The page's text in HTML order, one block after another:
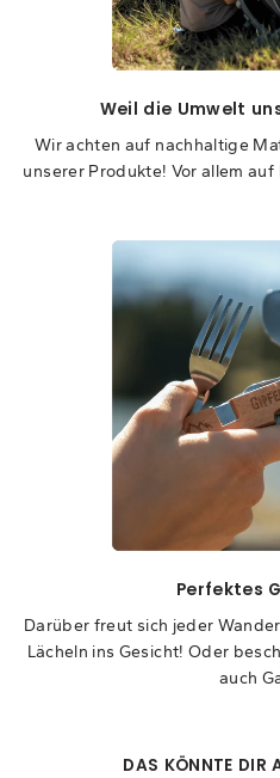
Weil die Umwelt
Wir achten auf nachhaltige
unserer Produkte! Vor allem
Perfektes
Darüber freut sich jeder
Lächeln ins Gesicht! Oder
auch
DAS KÖNNTE DIR